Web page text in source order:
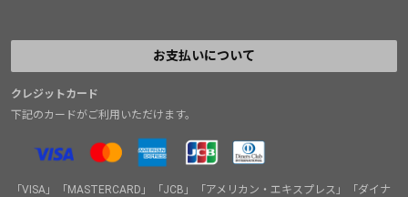
お支払いについて
クレジットカード
下記のカードがご利用いただけます。
「VISA」「MASTERCARD」「JCB」「アメリカン・エキスプレス」「ダイナ